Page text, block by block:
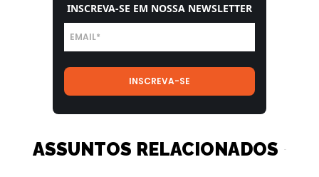
INSCREVA-SE EM NOSSA NEWSLETTER
ASSUNTOS RELACIONADOS